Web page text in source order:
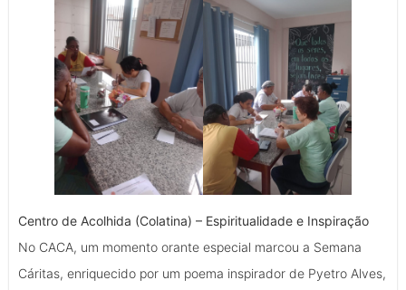
Centro de Acolhida (Colatina) – Espiritualidade e Inspiração
No CACA, um momento orante especial marcou a Semana
Cáritas, enriquecido por um poema inspirador de Pyetro Alves,